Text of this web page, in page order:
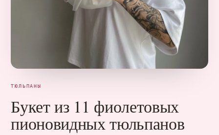
ТЮЛЬПАНЫ
Букет из 11 фиолетовых
пионовидных тюльпанов